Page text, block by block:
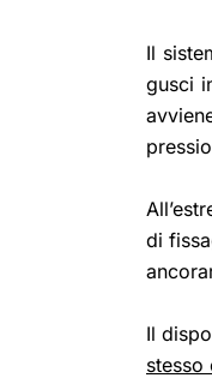
Il
gusci
di
Il
stesso